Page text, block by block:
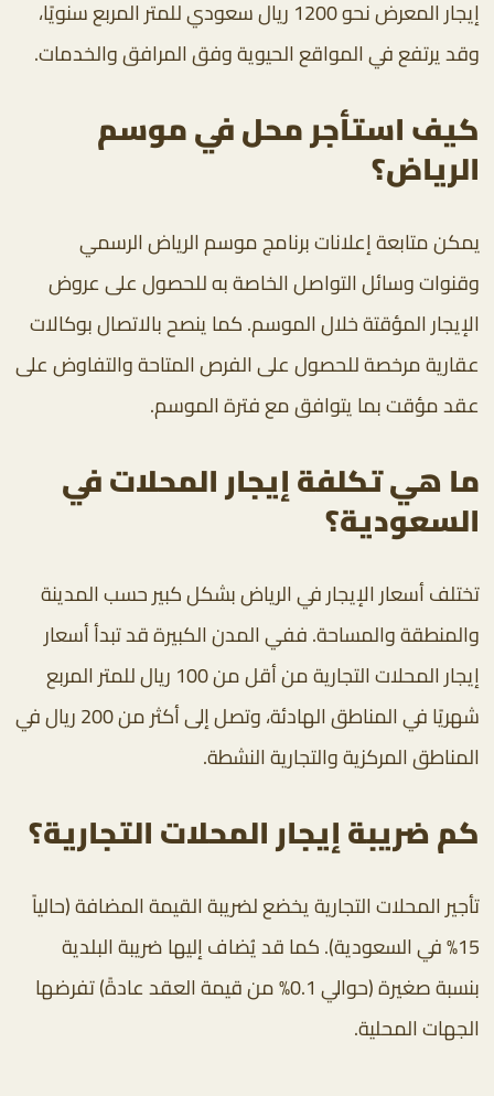
إيجار المعرض نحو 1200 ريال سعودي للمتر المربع سنويًا،
وقد يرتفع في المواقع الحيوية وفق المرافق والخدمات.
كيف استأجر محل في موسم
الرياض؟
يمكن متابعة إعلانات برنامج موسم الرياض الرسمي
وقنوات وسائل التواصل الخاصة به للحصول على عروض
الإيجار المؤقتة خلال الموسم. كما ينصح بالاتصال بوكالات
عقارية مرخصة للحصول على الفرص المتاحة والتفاوض على
عقد مؤقت بما يتوافق مع فترة الموسم.
ما هي تكلفة إيجار المحلات في
السعودية؟
تختلف أسعار الإيجار في الرياض بشكل كبير حسب المدينة
والمنطقة والمساحة. ففي المدن الكبيرة قد تبدأ أسعار
إيجار المحلات التجارية من أقل من 100 ريال للمتر المربع
شهريًا في المناطق الهادئة، وتصل إلى أكثر من 200 ريال في
المناطق المركزية والتجارية النشطة.
كم ضريبة إيجار المحلات التجارية؟
تأجير المحلات التجارية يخضع لضريبة القيمة المضافة (حالياً
15% في السعودية). كما قد يُضاف إليها ضريبة البلدية
بنسبة صغيرة (حوالي 0.1% من قيمة العقد عادةً) تفرضها
الجهات المحلية.